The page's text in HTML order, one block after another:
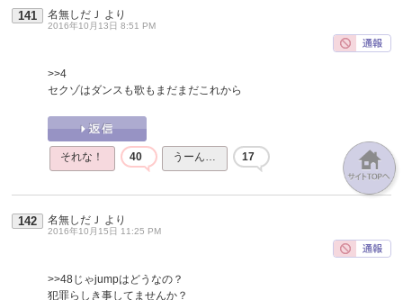
141 名無しだＪ より
2016年10月13日 8:51 PM
>>4
セクゾはダンスも歌もまだまだこれから
それな！ 40 うーん… 17
142 名無しだＪ より
2016年10月15日 11:25 PM
>>48じゃjumpはどうなの？
犯罪らしき事してませんか？